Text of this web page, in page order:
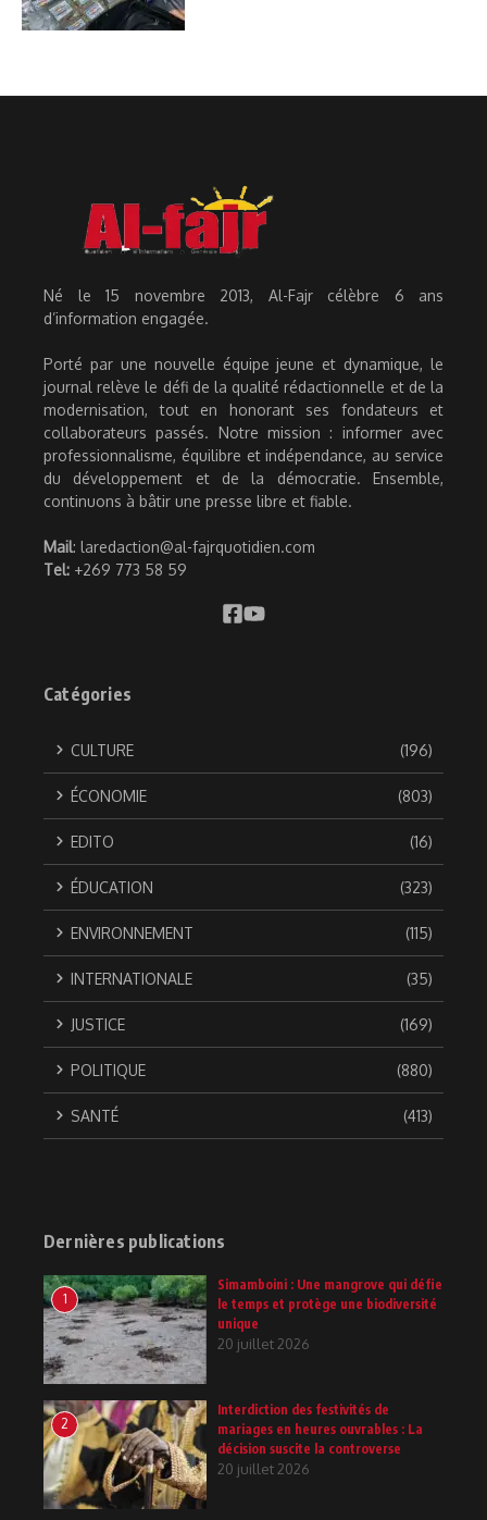
Né le 15 novembre 2013, Al-Fajr célèbre 6 ans
d’information engagée.
Porté par une nouvelle équipe jeune et dynamique, le
journal relève le défi de la qualité rédactionnelle et de la
modernisation, tout en honorant ses fondateurs et
collaborateurs passés. Notre mission : informer avec
professionnalisme, équilibre et indépendance, au service
du développement et de la démocratie. Ensemble,
continuons à bâtir une presse libre et fiable.
Mail: laredaction@al-fajrquotidien.com
Tel: +269 773 58 59
Catégories
CULTURE (196)
ÉCONOMIE (803)
EDITO (16)
ÉDUCATION (323)
ENVIRONNEMENT (115)
INTERNATIONALE (35)
JUSTICE (169)
POLITIQUE (880)
SANTÉ (413)
Dernières publications
1
Simamboini : Une mangrove qui défie
le temps et protège une biodiversité
unique
20 juillet 2026
2
Interdiction des festivités de
mariages en heures ouvrables : La
décision suscite la controverse
20 juillet 2026